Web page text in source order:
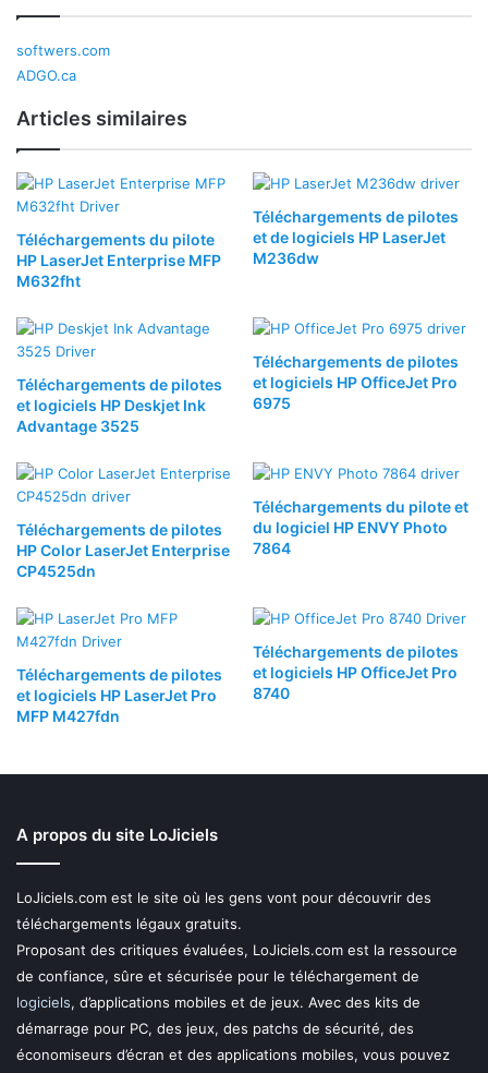
softwers.com
ADGO.ca
Articles similaires
Téléchargements du pilote
HP LaserJet Enterprise MFP
M632fht
Téléchargements de pilotes
et de logiciels HP LaserJet
M236dw
Téléchargements de pilotes
et logiciels HP Deskjet Ink
Advantage 3525
Téléchargements de pilotes
et logiciels HP OfficeJet Pro
6975
Téléchargements de pilotes
HP Color LaserJet Enterprise
CP4525dn
Téléchargements du pilote et
du logiciel HP ENVY Photo
7864
Téléchargements de pilotes
et logiciels HP LaserJet Pro
MFP M427fdn
Téléchargements de pilotes
et logiciels HP OfficeJet Pro
8740
A propos du site LoJiciels
LoJiciels.com est le site où les gens vont pour découvrir des
téléchargements légaux gratuits.
Proposant des critiques évaluées, LoJiciels.com est la ressource
de confiance, sûre et sécurisée pour le téléchargement de
logiciels, d’applications mobiles et de jeux. Avec des kits de
démarrage pour PC, des jeux, des patchs de sécurité, des
économiseurs d’écran et des applications mobiles, vous pouvez